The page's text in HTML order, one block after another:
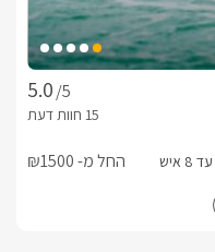
/5
החל מ- ₪1500